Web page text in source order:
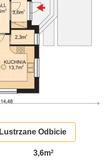
Lustrzane Odbicie
3,6m2